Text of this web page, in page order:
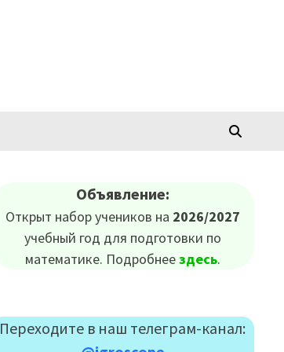
Объявление:
Открыт набор учеников на 2026/2027
учебный год для подготовки по
математике. Подробнеездесь.
Переходите в наш телеграм-канал: